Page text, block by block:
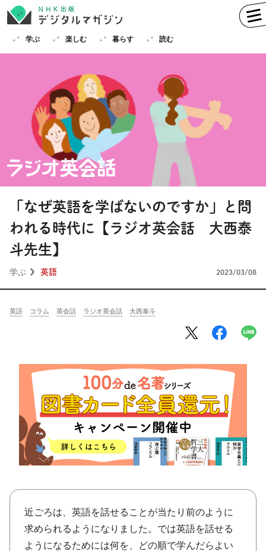
学ぶ 楽しむ 暮らす 読む
学ぶ 英語 フランス語
ドイツ語 イタリア語
スペイン語 ロシア語
その他
楽しむ
NHKブックス 100分de名著
その他
きょうの レシピ
レシピ その他
ABOUT
keyword
「なぜ英語を学ばないのですか」と問
われる時代に【ラジオ英会話 大西泰
斗先生】
学ぶ 英語 2023/03/08
英語 コラム 英会話 ラジオ英会話 大西泰斗
近ごろは、英語を話せることが当たり前のように
求められるようになりました。では英語を話せる
ようになるためには何を、どの順で学んだらよい